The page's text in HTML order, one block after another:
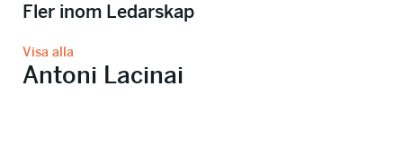
Fler inom Ledarskap
Visa alla
Antoni Lacinai